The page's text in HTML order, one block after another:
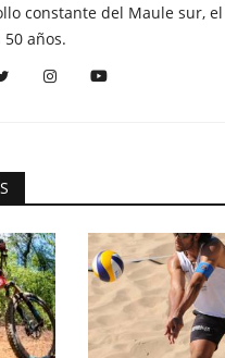
constante del Maule sur,
años.